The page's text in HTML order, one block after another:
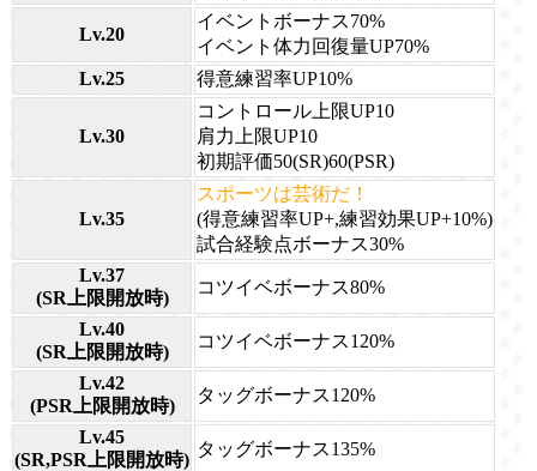
Lv.20
イベントボーナス70%
イベント体力回復量UP70%
Lv.25
得意練習率UP10%
Lv.30
コントロール上限UP10
肩力上限UP10
初期評価50(SR)60(PSR)
Lv.35
スポーツは芸術だ！
(得意練習率UP+,練習効果UP+10%)
試合経験点ボーナス30%
Lv.37
(SR上限開放時)
コツイベボーナス80%
Lv.40
(SR上限開放時)
コツイベボーナス120%
Lv.42
(PSR上限開放時)
タッグボーナス120%
Lv.45
(SR,PSR上限開放時)
タッグボーナス135%